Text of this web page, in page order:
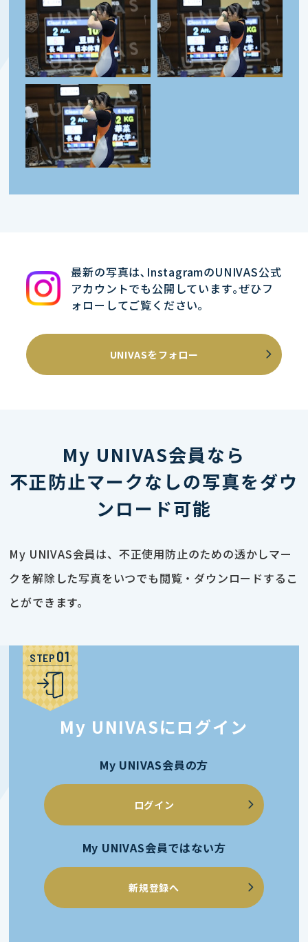
最新の写真は､InstagramのUNIVAS公式
アカウントでも公開しています｡ぜひフ
ォローしてご覧ください｡
UNIVASをフォロー
My UNIVAS会員なら
不正防止マークなしの写真をダウ
ンロード可能
My UNIVAS会員は、不正使用防止のための透かしマー
クを解除した写真をいつでも閲覧・ダウンロードするこ
とができます。
STEP
My UNIVASにログイン
My UNIVAS会員の方
ログイン
My UNIVAS会員ではない方
新規登録へ